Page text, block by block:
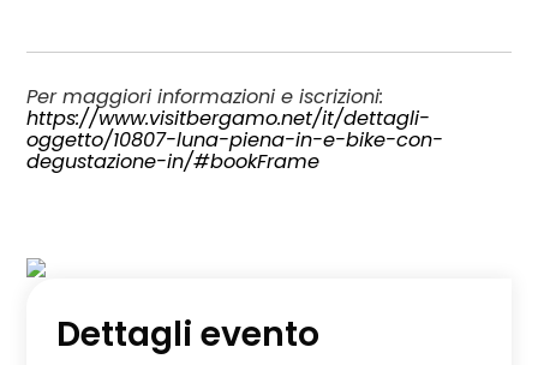
Per maggiori informazioni e iscrizioni:
https://www.visitbergamo.net/it/dettagli-
oggetto/10807-luna-piena-in-e-bike-con-
degustazione-in/#bookFrame
Dettagli evento